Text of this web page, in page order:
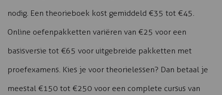
nodig. Een theorieboek kost gemiddeld €35 tot €45.
Online oefenpakketten variëren van €25 voor een
basisversie tot €65 voor uitgebreide pakketten met
proefexamens. Kies je voor theorielessen? Dan betaal je
meestal €150 tot €250 voor een complete cursus van